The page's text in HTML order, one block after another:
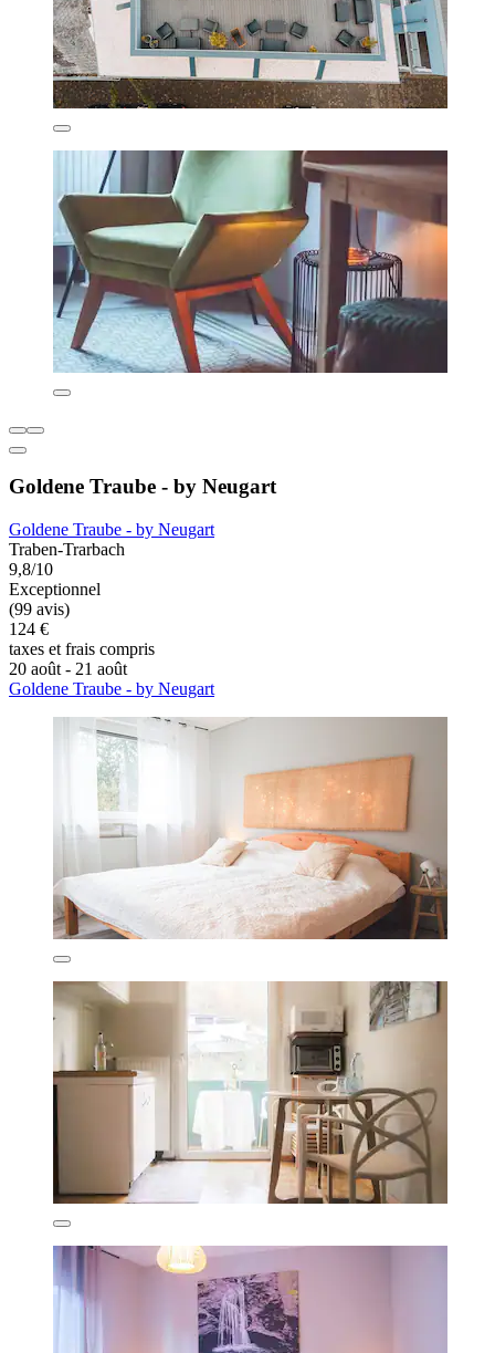
Goldene Traube - by Neugart
Goldene Traube - by Neugart
Traben-Trarbach
9,8/10
Exceptionnel
(99 avis)
124 €
taxes et frais compris
20 août - 21 août
Goldene Traube - by Neugart